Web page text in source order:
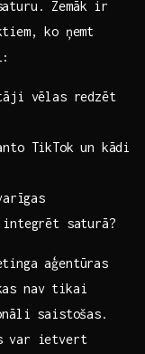
Zemāk ​ir
ko⁤ ņemt
vēlas redzēt
TikTok un ⁤kādi
saturā?
aģentūras
nav tikai
saistošas.
var ietvert